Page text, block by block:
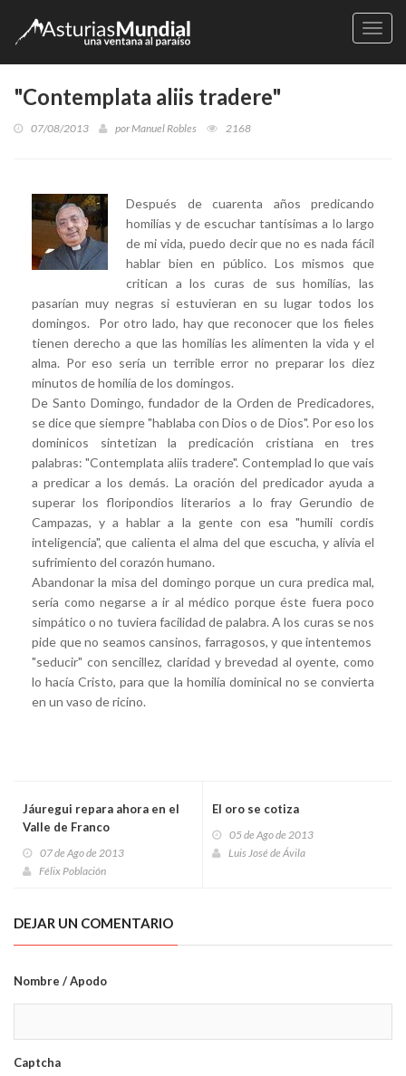
"Contemplata aliis tradere"
07/08/2013 porManuel Robles 2168
Después de cuarenta años predicando
homilías y de escuchar tantísimas a lo largo
de mi vida, puedo decir que no es nada fácil
hablar bien en público. Los mismos que
critican a los curas de sus homilías, las
pasarían muy negras si estuvieran en su lugar todos los
domingos. Por otro lado, hay que reconocer que los fieles
tienen derecho a que las homilías les alimenten la vida y el
alma. Por eso sería un terrible error no preparar los diez
minutos de homilía de los domingos.
De Santo Domingo, fundador de la Orden de Predicadores,
se dice que siempre "hablaba con Dios o de Dios". Por eso los
dominicos sintetizan la predicación cristiana en tres
palabras: "Contemplata aliis tradere". Contemplad lo que vais
a predicar a los demás. La oración del predicador ayuda a
superar los floripondios literarios a lo fray Gerundio de
Campazas, y a hablar a la gente con esa "humili cordis
inteligencia", que calienta el alma del que escucha, y alivia el
sufrimiento del corazón humano.
Abandonar la misa del domingo porque un cura predica mal,
sería como negarse a ir al médico porque éste fuera poco
simpático o no tuviera facilidad de palabra. A los curas se nos
pide que no seamos cansinos, farragosos, y que intentemos
"seducir" con sencillez, claridad y brevedad al oyente, como
lo hacía Cristo, para que la homilía dominical no se convierta
en un vaso de ricino.
Jáuregui repara ahora en el
Valle de Franco
07 de Ago de 2013
Félix Población
El oro se cotiza
05 de Ago de 2013
Luis José de Ávila
DEJAR UN COMENTARIO
Nombre / Apodo
Captcha